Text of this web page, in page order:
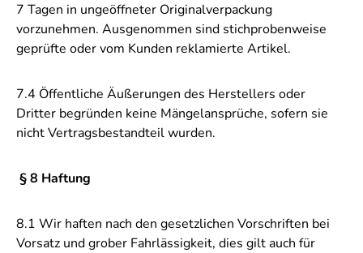
7 Tagen in ungeöffneter Originalverpackung
vorzunehmen. Ausgenommen sind stichprobenweise
geprüfte oder vom Kunden reklamierte Artikel.
7.4 Öffentliche Äußerungen des Herstellers oder
Dritter begründen keine Mängelansprüche, sofern sie
nicht Vertragsbestandteil wurden.
§ 8 Haftung
8.1 Wir haften nach den gesetzlichen Vorschriften bei
Vorsatz und grober Fahrlässigkeit, dies gilt auch für